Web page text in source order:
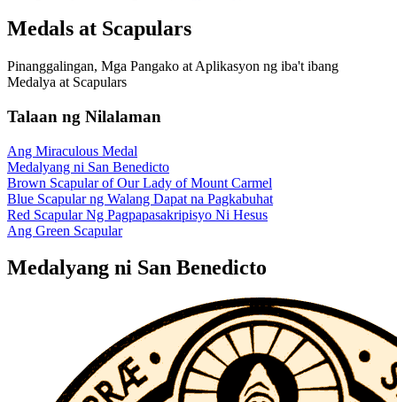
Medals at Scapulars
Pinanggalingan, Mga Pangako at Aplikasyon ng iba't ibang
Medalya at Scapulars
Talaan ng Nilalaman
Ang Miraculous Medal
Medalyang ni San Benedicto
Brown Scapular of Our Lady of Mount Carmel
Blue Scapular ng Walang Dapat na Pagkabuhat
Red Scapular Ng Pagpapasakripisyo Ni Hesus
Ang Green Scapular
Medalyang ni San Benedicto